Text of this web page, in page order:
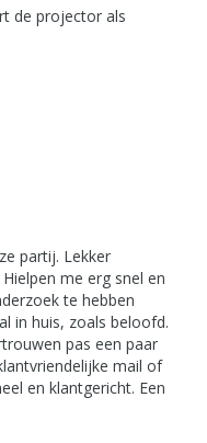
de projector als
partij. Lekker
me erg snel en
te hebben
in huis, zoals beloofd.
pas een paar
mail of
en klantgericht. Een